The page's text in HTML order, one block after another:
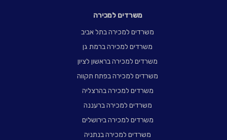
משרדים למכירה
משרדים למכירה בתל אביב
משרדים למכירה ברמת גן
משרדים למכירה בראשון לציון
משרדים למכירה בפתח תקווה
משרדים למכירה בהרצליה
משרדים למכירה ברעננה
משרדים למכירה בירושלים
משרדים למכירה בנתניה